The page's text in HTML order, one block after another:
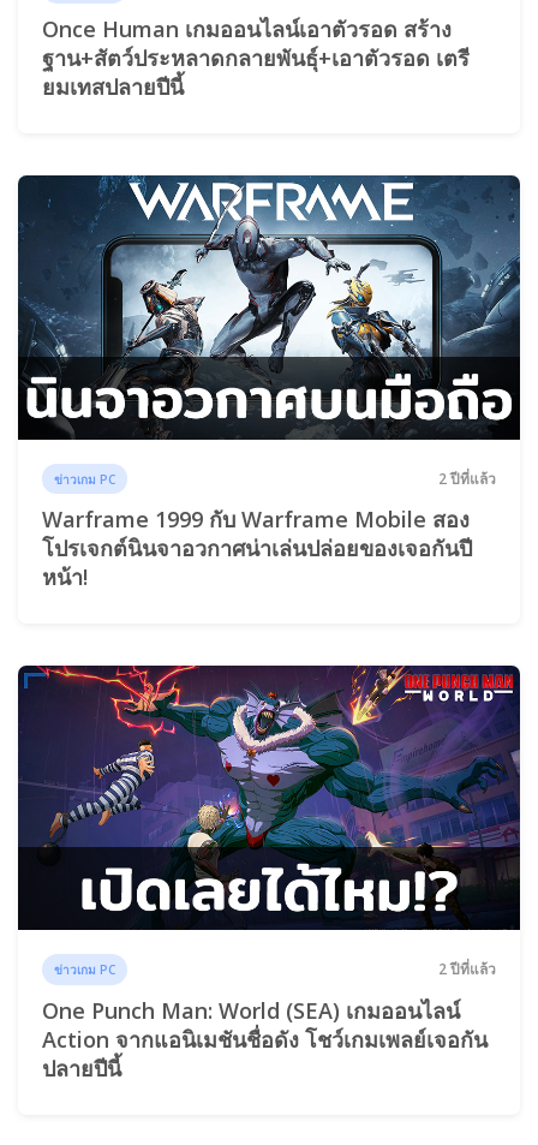
Once Human เกมออนไลน์เอาตัวรอด สร้าง
ฐาน+สัตว์ประหลาดกลายพันธุ์+เอาตัวรอด เตรี
ยมเทสปลายปีนี้
ข่าวเกม PC 2 ปีที่แล้ว
Warframe 1999 กับ Warframe Mobile สอง
โปรเจกต์นินจาอวกาศน่าเล่นปล่อยของเจอกันปี
หน้า!
ข่าวเกม PC 2 ปีที่แล้ว
One Punch Man: World (SEA) เกมออนไลน์
Action จากแอนิเมชันชื่อดัง โชว์เกมเพลย์เจอกัน
ปลายปีนี้